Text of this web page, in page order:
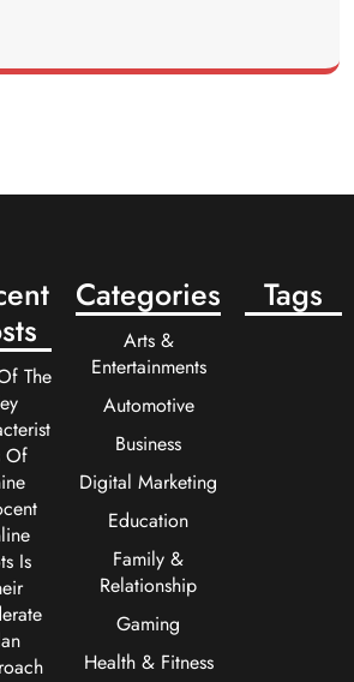
The
Of
Is
Categories
Arts &
Entertainments
Automotive
Business
Digital Marketing
Education
Family &
Relationship
Gaming
Health & Fitness
Tags